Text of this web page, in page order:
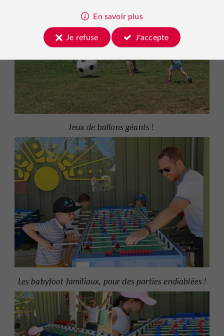
Jeux de ballons géants !
Les babyfoot familiaux, pour des parties endiablées !
En savoir plus
Je refuse
J'accepte